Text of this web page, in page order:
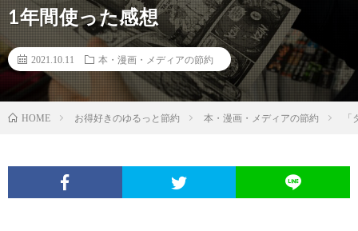
1年間使った感想
2021.10.11 本・漫画・メディアの節約
HOME お得好きのゆるっと節約 本・漫画・メディアの節約